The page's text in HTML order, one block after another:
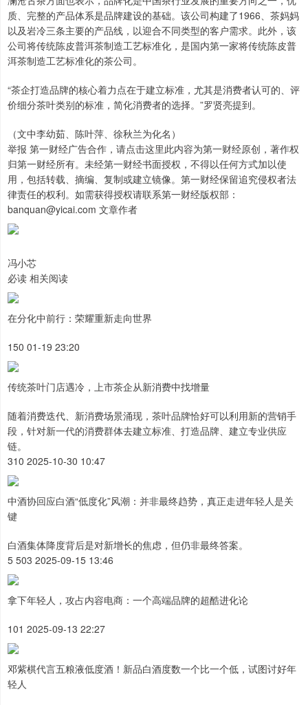
质、完整的产品体系是品牌建设的基础。该公司构建了1966、茶妈妈
以及岩冷三条主要的产品线，以迎合不同类型的客户需求。此外，该
公司将传统陈皮普洱茶制造工艺标准化，是国内第一家将传统陈皮普
洱茶制造工艺标准化的茶公司。
“茶企打造品牌的核心着力点在于建立标准，尤其是消费者认可的、评
价细分茶叶类别的标准，简化消费者的选择。”罗贤亮提到。
（文中李幼茹、陈叶萍、徐秋兰为化名）
举报 第一财经广告合作，请点击这里此内容为第一财经原创，著作权
归第一财经所有。未经第一财经书面授权，不得以任何方式加以使
用，包括转载、摘编、复制或建立镜像。第一财经保留追究侵权者法
律责任的权利。如需获得授权请联系第一财经版权部：
banquan@yicai.com 文章作者
冯小芯
必读 相关阅读
在分化中前行：荣耀重新走向世界
150 01-19 23:20
传统茶叶门店遇冷，上市茶企从新消费中找增量
随着消费迭代、新消费场景涌现，茶叶品牌恰好可以利用新的营销手
段，针对新一代的消费群体去建立标准、打造品牌、建立专业供应
链。
310 2025-10-30 10:47
中酒协回应白酒“低度化”风潮：并非最终趋势，真正走进年轻人是关
键
白酒集体降度背后是对新增长的焦虑，但仍非最终答案。
5 503 2025-09-15 13:46
拿下年轻人，攻占内容电商：一个高端品牌的超酷进化论
101 2025-09-13 22:27
邓紫棋代言五粮液低度酒！新品白酒度数一个比一个低，试图讨好年
轻人